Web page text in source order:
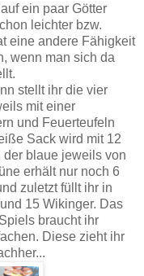
ein paar Götter
leichter bzw.
eine andere Fähigkeit
wenn man sich da
stellt ihr die vier
mit einer
und Feuerteufeln
Sack wird mit 12
der blaue jeweils von
erhält nur noch 6
zuletzt füllt ihr in
15 Wikinger. Das
braucht ihr
Diese zieht ihr